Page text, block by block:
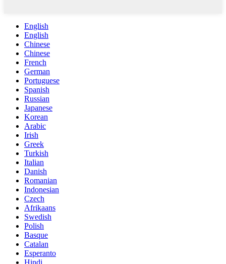
English
English
Chinese
Chinese
French
German
Portuguese
Spanish
Russian
Japanese
Korean
Arabic
Irish
Greek
Turkish
Italian
Danish
Romanian
Indonesian
Czech
Afrikaans
Swedish
Polish
Basque
Catalan
Esperanto
Hindi